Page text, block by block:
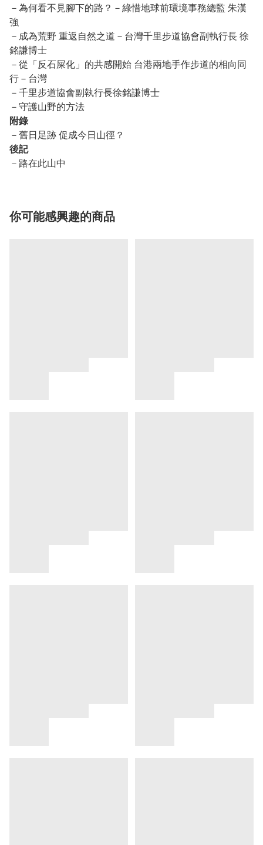
－為何看不見腳下的路？－綠惜地球前環境事務總監 朱漢
強
－成為荒野 重返自然之道－台灣千里步道協會副執行長 徐
銘謙博士
－從「反石屎化」的共感開始 台港兩地手作步道的相向同
行－台灣
－千里步道協會副執行長徐銘謙博士
－守護山野的方法
附錄
－舊日足跡 促成今日山徑？
後記
－路在此山中
你可能感興趣的商品